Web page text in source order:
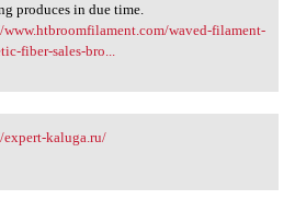
produces in due time.
waved-filament-
fiber-sales-bro...
kaluga.ru/
kaluga.ru/